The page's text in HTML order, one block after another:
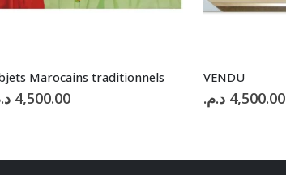
4,500.00
Orientaliste 004
4,000.00 د.م.